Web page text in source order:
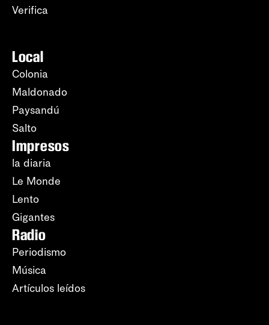
Verifica
Local
Colonia
Maldonado
Paysandú
Salto
Impresos
la diaria
Le Monde
Lento
Gigantes
Radio
Periodismo
Música
Artículos leídos